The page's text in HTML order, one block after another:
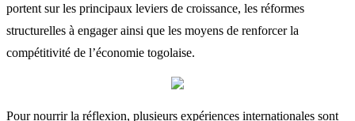
portent sur les principaux leviers de croissance, les réformes
structurelles à engager ainsi que les moyens de renforcer la
compétitivité de l’économie togolaise.
Pour nourrir la réflexion, plusieurs expériences internationales sont